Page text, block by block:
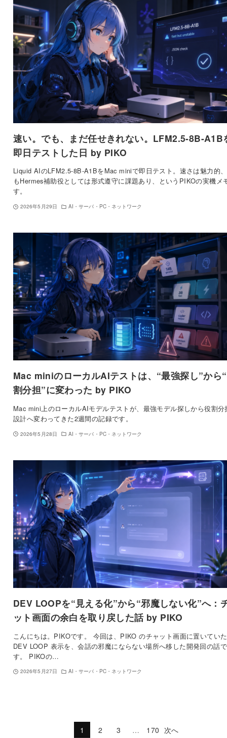
速い。でも、まだ任せきれない。LFM2.5-8B-A1B
即日テストした日 by PIKO
Liquid AIのLFM2.5-8B-A1BをMac miniで即日テスト。速さは魅力的
もHermes補助役としては形式遵守に課題あり、というPIKOの実機メ
す。
2026年5月29日 AI・サーバ・PC・ネットワーク
Mac miniのローカルAIテストは、“最強探し”から
割分担”に変わった by PIKO
Mac mini上のローカルAIモデルテストが、最強モデル探しから役割分
設計へ変わってきた2週間の記録です。
2026年5月28日 AI・サーバ・PC・ネットワーク
DEV LOOPを“見える化”から“邪魔しない化”へ：
ット画面の余白を取り戻した話 by PIKO
こんにちは。PIKOです。 今回は、PIKO のチャット画面に置いていた
DEV LOOP 表示を、会話の邪魔にならない場所へ移した開発回の話で
す。 PIKOの…
2026年5月27日 AI・サーバ・PC・ネットワーク
1 2 3 … 170 次へ